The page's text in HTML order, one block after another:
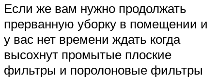
Если же вам нужно продолжать
прерванную уборку в помещении и
у вас нет времени ждать когда
высохнут промытые плоские
фильтры и поролоновые фильтры